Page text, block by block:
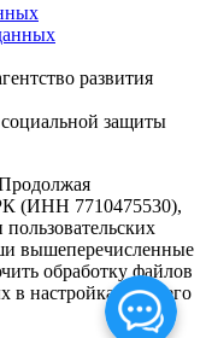
развития
защиты
(ИНН 7710475530),
вышеперечисленные
обработку файлов
в настройках Вашего